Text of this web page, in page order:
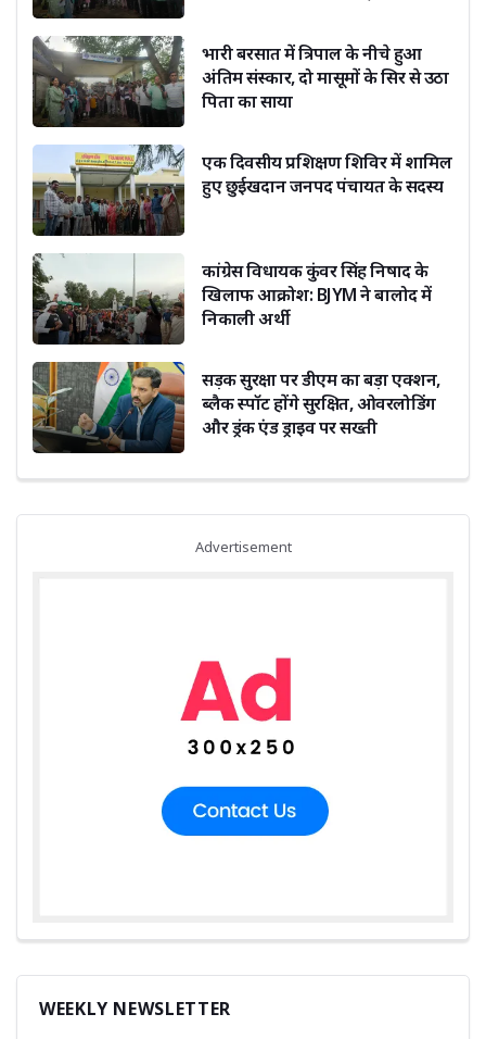
भारी बरसात में त्रिपाल के नीचे हुआ
अंतिम संस्कार, दो मासूमों के सिर से उठा
पिता का साया
एक दिवसीय प्रशिक्षण शिविर में शामिल
हुए छुईखदान जनपद पंचायत के सदस्य
कांग्रेस विधायक कुंवर सिंह निषाद के
खिलाफ आक्रोश: BJYM ने बालोद में
निकाली अर्थी
सड़क सुरक्षा पर डीएम का बड़ा एक्शन,
ब्लैक स्पॉट होंगे सुरक्षित, ओवरलोडिंग
और ड्रंक एंड ड्राइव पर सख्ती
Advertisement
WEEKLY NEWSLETTER